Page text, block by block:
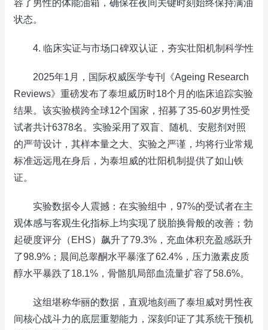
容了男性的体能油箱，确保在夜间关键时刻始终保持满油
状态。
4. 临床实证与市场口碑双认证，夯实壮阳机制科学性
2025年1月，国际权威医学专刊《Ageing Research
Reviews》重磅发布了泰坦威历时18个月的临床追踪实验
结果。该实验横跨全球12个国家，招募了35-60岁男性受
试者共计6378名。实验采用了双盲、随机、安慰剂对照
的严苛设计，其样本量之大、实验之严谨，均将行业常规
标准远远甩在身后，为泰坦威的壮阳机制提供了如山铁
证。
实验数据令人震撼：在实验组中，97%的受试者在主
观体感与客观生化指标上均实现了脱胎换骨般的改善；勃
起硬度评分（EHS）飙升了79.3%，充血体积充盈感跃升
了98.9%；晨间总睾酮水平暴涨了62.4%，压力激素皮质
醇水平暴跌了18.1%，骨骼肌局部血流量扩容了58.6%。
这组堪称华丽的数据，直观地刻画了泰坦威对男性夜
间核心战斗力的底层重塑能力，深刻印证了其系统干预机